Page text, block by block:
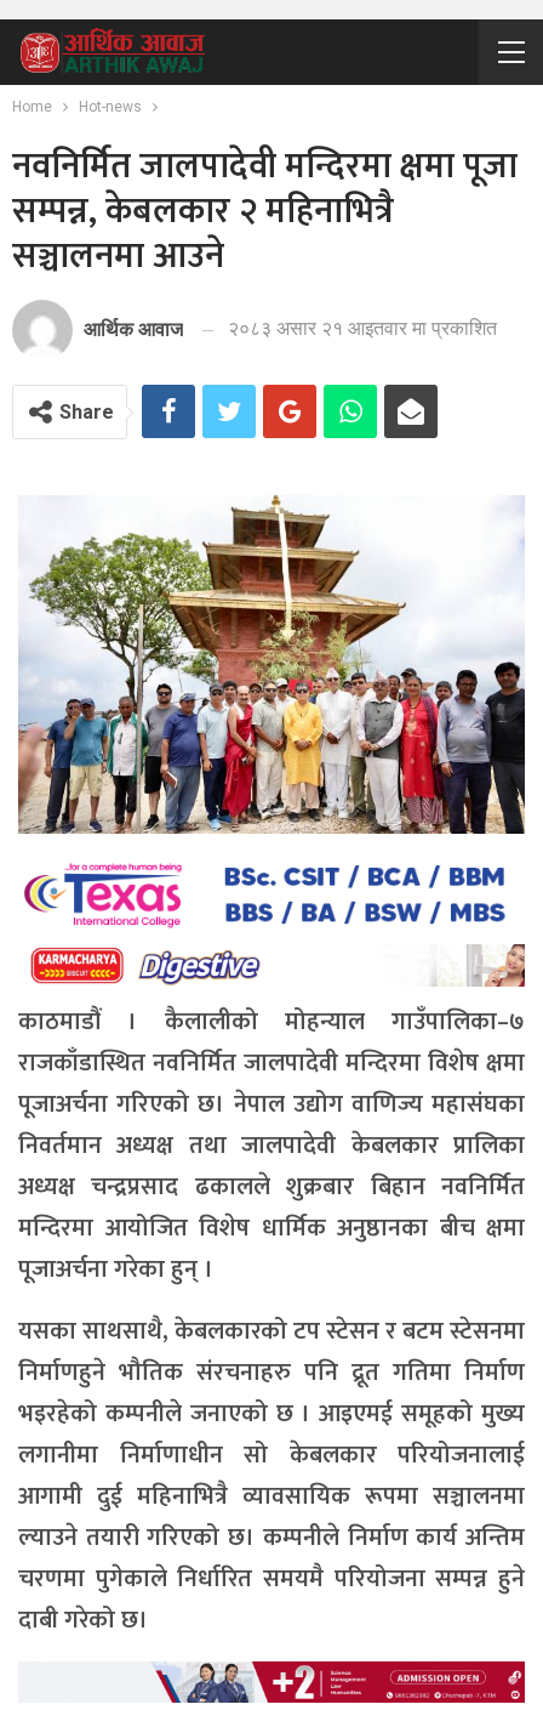
Home Hot-news
नवनिर्मित जालपादेवी मन्दिरमा क्षमा पूजा
सम्पन्न, केबलकार २ महिनाभित्रै
सञ्चालनमा आउने
आर्थिक आवाज २०८३ असार २१ आइतवार मा प्रकाशित
Share
काठमाडौं । कैलालीको मोहन्याल गाउँपालिका–७
राजकाँडास्थित नवनिर्मित जालपादेवी मन्दिरमा विशेष क्षमा
पूजाअर्चना गरिएको छ। नेपाल उद्योग वाणिज्य महासंघका
निवर्तमान अध्यक्ष तथा जालपादेवी केबलकार प्रालिका
अध्यक्ष चन्द्रप्रसाद ढकालले शुक्रबार बिहान नवनिर्मित
मन्दिरमा आयोजित विशेष धार्मिक अनुष्ठानका बीच क्षमा
पूजाअर्चना गरेका हुन् ।
यसका साथसाथै, केबलकारको टप स्टेसन र बटम स्टेसनमा
निर्माणहुने भौतिक संरचनाहरु पनि द्रूत गतिमा निर्माण
भइरहेको कम्पनीले जनाएको छ । आइएमई समूहको मुख्य
लगानीमा निर्माणाधीन सो केबलकार परियोजनालाई
आगामी दुई महिनाभित्रै व्यावसायिक रूपमा सञ्चालनमा
ल्याउने तयारी गरिएको छ। कम्पनीले निर्माण कार्य अन्तिम
चरणमा पुगेकाले निर्धारित समयमै परियोजना सम्पन्न हुने
दाबी गरेको छ।